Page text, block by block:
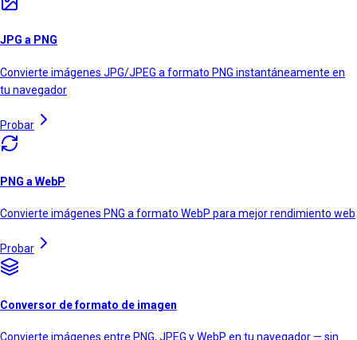
JPG a PNG
Convierte imágenes JPG/JPEG a formato PNG instantáneamente en
tu navegador
Probar
PNG a WebP
Convierte imágenes PNG a formato WebP para mejor rendimiento web
Probar
Conversor de formato de imagen
Convierte imágenes entre PNG, JPEG y WebP en tu navegador — sin